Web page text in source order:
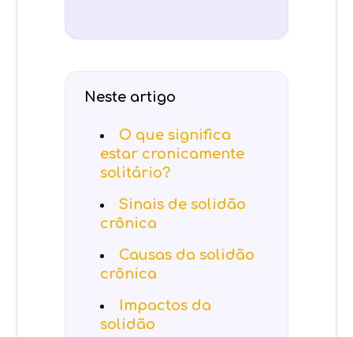
Neste artigo
O que significa
estar cronicamente
solitário?
Sinais de solidão
crônica
Causas da solidão
crônica
Impactos da
solidão